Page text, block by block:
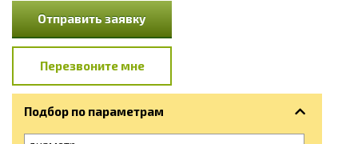
Отправить заявку
Перезвоните мне
Подбор по параметрам